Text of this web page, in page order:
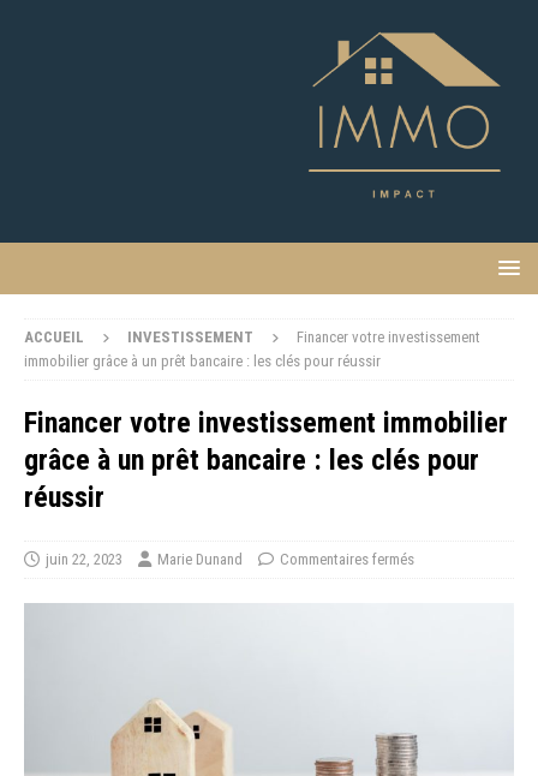
ACCUEIL INVESTISSEMENT
Financer votre investissement
immobilier grâce à un prêt bancaire : les clés pour réussir
Financer votre investissement immobilier
grâce à un prêt bancaire : les clés pour
réussir
juin 22, 2023 Marie Dunand Commentaires fermés